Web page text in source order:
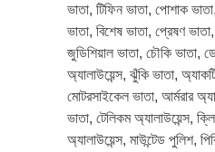
ভাতা, টিফিন ভাতা, পোশাক
ভাতা, বিশেষ ভাতা, প্রেষণ
জুডিশিয়াল ভাতা, চৌকি ভাতা,
অ্যালাউয়েন্স, ঝুঁকি ভাতা,
মোটরসাইকেল ভাতা, আর্মরার
ভাতা, টেলিকম অ্যালাউয়েন্স,
অ্যালাউয়েন্স, মাউন্টেড পুলিশ,